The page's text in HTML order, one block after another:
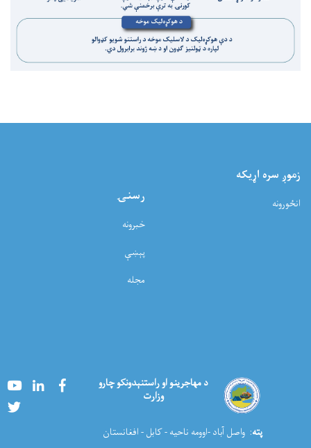
زموږ سره اړيکه
انځورونه رسنۍ
خبرونه
پېښې
مجله
د مهاجرینو او راستنېدونکو چارو
وزارت
YoutubeLinkedInFacebook
پته: واصل آباد -اوومه ناحیه - کابل - افغانستان